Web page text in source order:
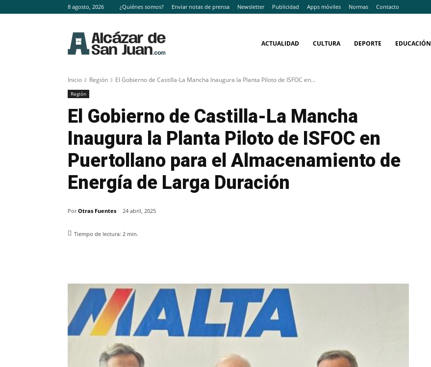
8 agosto, 2026 ¿Quiénes somos? Enviar notas de prensa Newsletter Publicidad Apps móviles Normas Contacto
ACTUALIDAD CULTURA DEPORTE EDUCACIÓN
Inicio Región El Gobierno de Castilla-La Mancha Inaugura la Planta Piloto de ISFOC en...
Región
El Gobierno de Castilla-La Mancha
Inaugura la Planta Piloto de ISFOC en
Puertollano para el Almacenamiento de
Energía de Larga Duración
Por Otras Fuentes 24 abril, 2025
Tiempo de lectura: 2 min.